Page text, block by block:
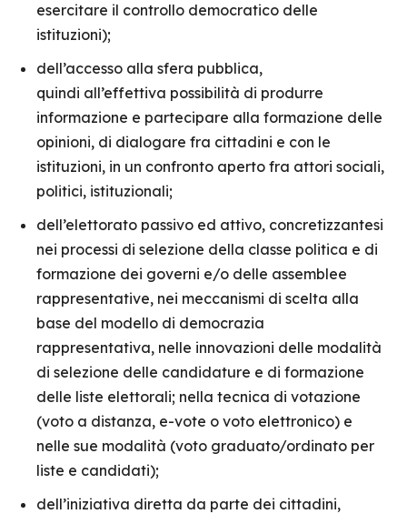
esercitare il controllo democratico delle
istituzioni);
dell’accesso alla sfera pubblica,
quindi all’effettiva possibilità di produrre
informazione e partecipare alla formazione delle
opinioni, di dialogare fra cittadini e con le
istituzioni, in un confronto aperto fra attori sociali,
politici, istituzionali;
dell’elettorato passivo ed attivo, concretizzantesi
nei processi di selezione della classe politica e di
formazione dei governi e/o delle assemblee
rappresentative, nei meccanismi di scelta alla
base del modello di democrazia
rappresentativa, nelle innovazioni delle modalità
di selezione delle candidature e di formazione
delle liste elettorali; nella tecnica di votazione
(voto a distanza, e-vote o voto elettronico) e
nelle sue modalità (voto graduato/ordinato per
liste e candidati);
dell’iniziativa diretta da parte dei cittadini,